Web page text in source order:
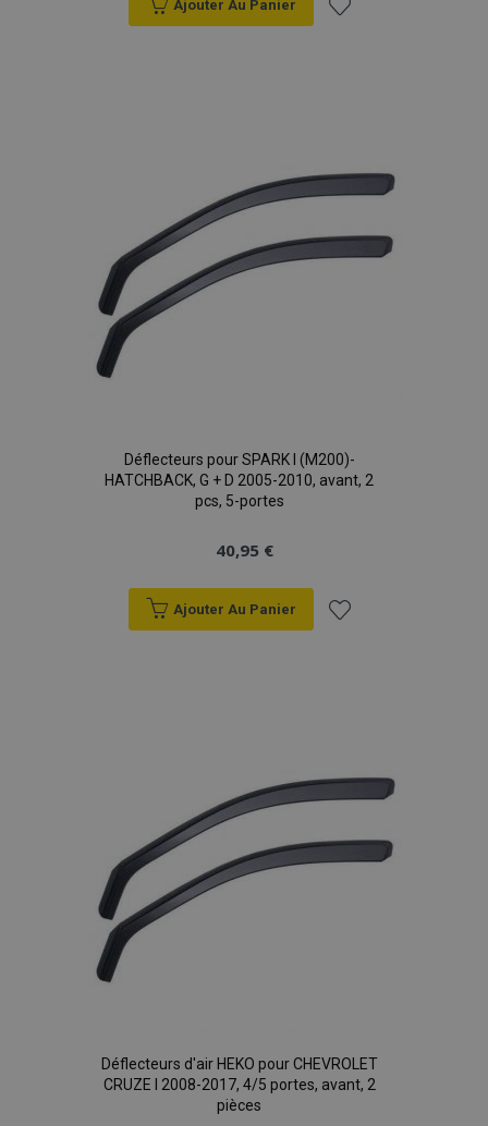
Ajouter Au Panier
d'achats
Déflecteurs pour SPARK l (M200)-
HATCHBACK, G + D 2005-2010, avant, 2
pcs, 5-portes
40,95 €
Ajouter Au Panier
d'achats
Déflecteurs d'air HEKO pour CHEVROLET
CRUZE I 2008-2017, 4/5 portes, avant, 2
pièces